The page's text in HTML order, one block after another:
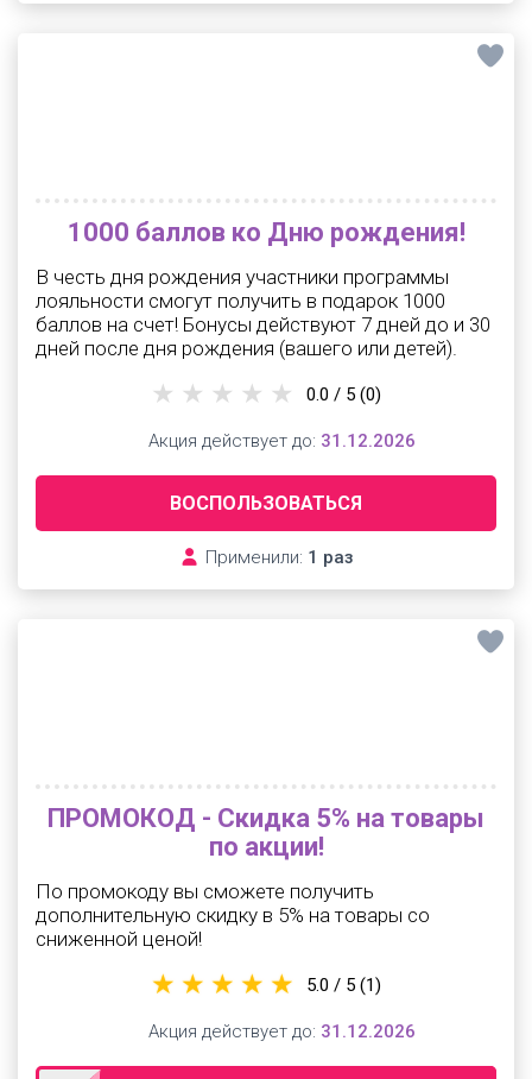
1000 баллов ко Дню рождения!
В честь дня рождения участники программы
лояльности смогут получить в подарок 1000
баллов на счет! Бонусы действуют 7 дней до и 30
дней после дня рождения (вашего или детей).
ВОСПОЛЬЗОВАТЬСЯ
Применили: 1 раз
0.0 / 5 (0)
Акция действует до: 31.12.2026
ПРОМОКОД - Скидка 5% на товары
по акции!
По промокоду вы сможете получить
дополнительную скидку в 5% на товары со
сниженной ценой!
5.0 / 5 (1)
Акция действует до: 31.12.2026